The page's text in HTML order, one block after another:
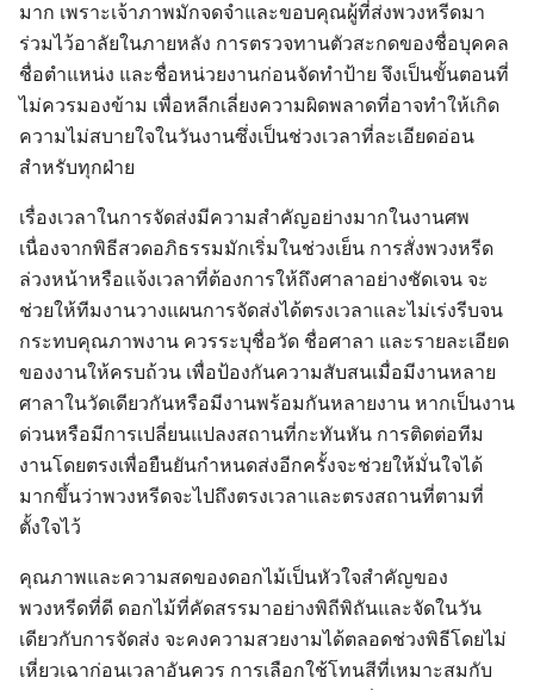
Search
for:
มาก เพราะเจ้าภาพมักจดจำและขอบคุณผู้ที่ส่งพวงหรีดมา
ร่วมไว้อาลัยในภายหลัง การตรวจทานตัวสะกดของชื่อบุคคล
ชื่อตำแหน่ง และชื่อหน่วยงานก่อนจัดทำป้าย จึงเป็นขั้นตอนที่
ไม่ควรมองข้าม เพื่อหลีกเลี่ยงความผิดพลาดที่อาจทำให้เกิด
ความไม่สบายใจในวันงานซึ่งเป็นช่วงเวลาที่ละเอียดอ่อน
สำหรับทุกฝ่าย
เรื่องเวลาในการจัดส่งมีความสำคัญอย่างมากในงานศพ
เนื่องจากพิธีสวดอภิธรรมมักเริ่มในช่วงเย็น การสั่งพวงหรีด
ล่วงหน้าหรือแจ้งเวลาที่ต้องการให้ถึงศาลาอย่างชัดเจน จะ
ช่วยให้ทีมงานวางแผนการจัดส่งได้ตรงเวลาและไม่เร่งรีบจน
กระทบคุณภาพงาน ควรระบุชื่อวัด ชื่อศาลา และรายละเอียด
ของงานให้ครบถ้วน เพื่อป้องกันความสับสนเมื่อมีงานหลาย
ศาลาในวัดเดียวกันหรือมีงานพร้อมกันหลายงาน หากเป็นงาน
ด่วนหรือมีการเปลี่ยนแปลงสถานที่กะทันหัน การติดต่อทีม
งานโดยตรงเพื่อยืนยันกำหนดส่งอีกครั้งจะช่วยให้มั่นใจได้
มากขึ้นว่าพวงหรีดจะไปถึงตรงเวลาและตรงสถานที่ตามที่
ตั้งใจไว้
คุณภาพและความสดของดอกไม้เป็นหัวใจสำคัญของ
พวงหรีดที่ดี ดอกไม้ที่คัดสรรมาอย่างพิถีพิถันและจัดในวัน
เดียวกับการจัดส่ง จะคงความสวยงามได้ตลอดช่วงพิธีโดยไม่
เหี่ยวเฉาก่อนเวลาอันควร การเลือกใช้โทนสีที่เหมาะสมกับ